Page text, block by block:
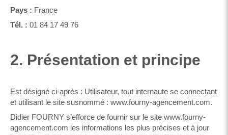
Pays : France
Tél. : 01 84 17 49 76
2. Présentation et principe
Est désigné ci-après : Utilisateur, tout internaute se connectant
et utilisant le site susnommé : www.fourny-agencement.com.
Didier FOURNY s’efforce de fournir sur le site www.fourny-
agencement.com les informations les plus précises et à jour